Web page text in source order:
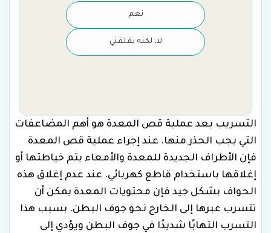
نعم
لا، لكنه يقلقني
التسريب بعد عملية قص المعدة هو أهم المضاعفات
التي يجب الحذر منها. عند إجراء عملية قص المعدة
فإن الأطراف الجديدة للمعدة والأمعاء يتم خياطتها أو
إغلاقها باستخدام قاطع كهربائي. عند عدم إغلاق هذه
الحواف بشكل جيد فإن محتويات المعدة يمكن أن
تتسرب عبرها إلى الخارج نحو جوف البطن. بسبب هذا
التسرب التهابًا شديدًا في جوف البطن ويؤدي إلى